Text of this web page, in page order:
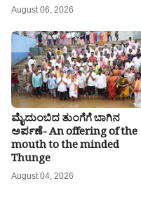
August 06, 2026
ಮೈದುಂಬಿದ ತುಂಗೆಗೆ ಬಾಗಿನ
ಅರ್ಪಣೆ- An offering of the
mouth to the minded
Thunge
August 04, 2026